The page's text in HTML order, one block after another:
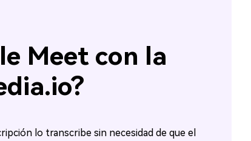
Meet con la
lo transcribe sin necesidad de que el